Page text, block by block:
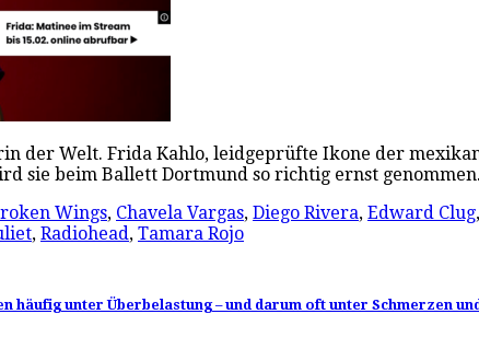
der Welt. Frida Kahlo, leidgeprüfte Ikone der
sie beim Ballett Dortmund so richtig ernst
Wings, Chavela Vargas, Diego Rivera, Edward Clug,
, Radiohead, Tamara Rojo
unter Überbelastung – und darum oft unter Schmerzen